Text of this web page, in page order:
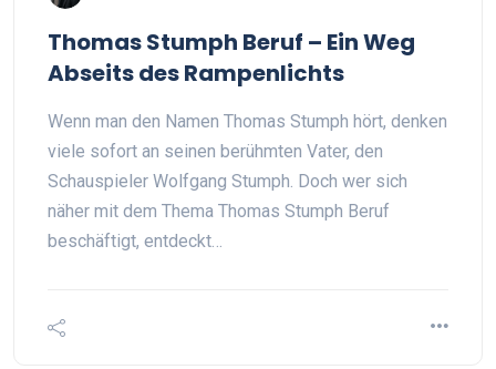
Thomas Stumph Beruf – Ein Weg
Abseits des Rampenlichts
Wenn man den Namen Thomas Stumph hört, denken
viele sofort an seinen berühmten Vater, den
Schauspieler Wolfgang Stumph. Doch wer sich
näher mit dem Thema Thomas Stumph Beruf
beschäftigt, entdeckt…